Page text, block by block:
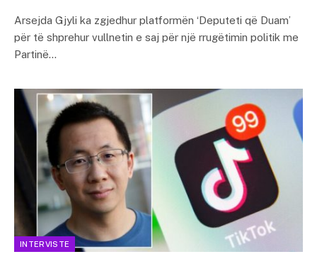
Arsejda Gjyli ka zgjedhur platformën ‘Deputeti që Duam’
për të shprehur vullnetin e saj për një rrugëtimin politik me
Partinë…
INTERVISTE